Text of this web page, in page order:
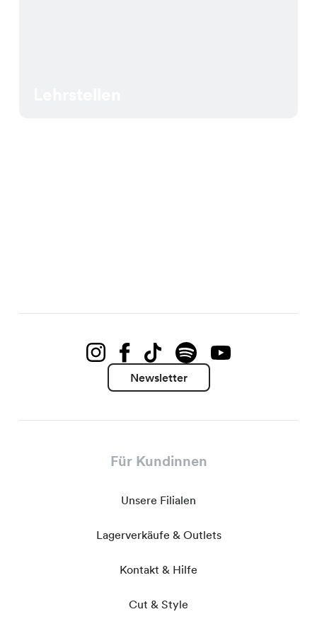
Newsletter
Für Kundinnen
Unsere Filialen
Lagerverkäufe & Outlets
Kontakt & Hilfe
Cut & Style